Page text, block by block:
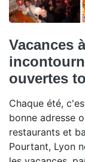
Vacances
ouvertes
Chaque été,
bonne adresse
restaurants et
Pourtant, Lyon